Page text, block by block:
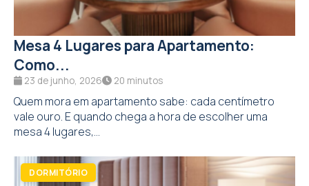
Mesa 4 Lugares para Apartamento:
Como...
23 de junho, 2026 20 minutos
Quem mora em apartamento sabe: cada centímetro
vale ouro. E quando chega a hora de escolher uma
mesa 4 lugares,...